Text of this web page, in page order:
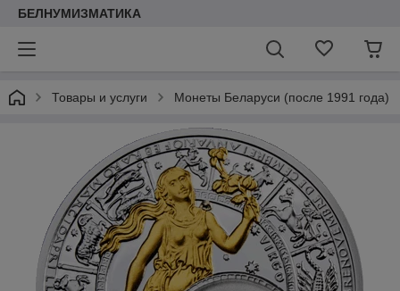
БЕЛНУМИЗМАТИКА
Товары и услуги Монеты Беларуси (после 1991 года)